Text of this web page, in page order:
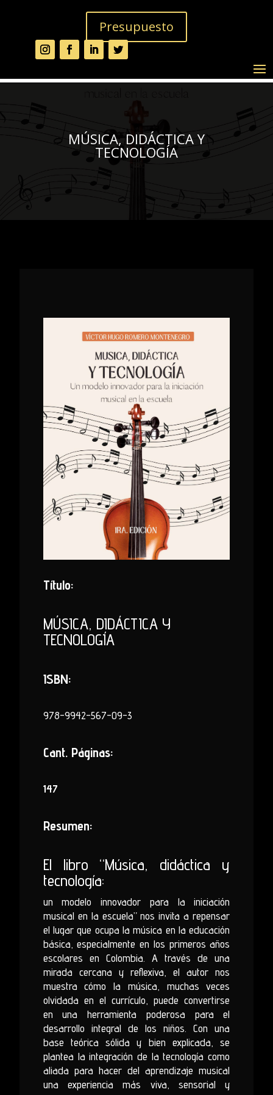
Presupuesto
MÚSICA, DIDÁCTICA Y
TECNOLOGÍA
Título:
MÚSICA, DIDÁCTICA Y
TECNOLOGÍA
ISBN:
978-9942-567-09-3
Cant. Páginas:
147
Resumen:
El libro “Música, didáctica y
tecnología:
un modelo innovador para la iniciación
musical en la escuela” nos invita a repensar
el lugar que ocupa la música en la educación
básica, especialmente en los primeros años
escolares en Colombia. A través de una
mirada cercana y reflexiva, el autor nos
muestra cómo la música, muchas veces
olvidada en el currículo, puede convertirse
en una herramienta poderosa para el
desarrollo integral de los niños. Con una
base teórica sólida y bien explicada, se
plantea la integración de la tecnología como
aliada para hacer del aprendizaje musical
una experiencia más viva, sensorial y